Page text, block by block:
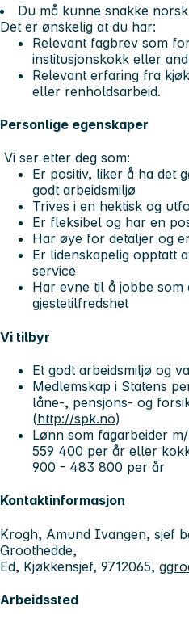
Du må kunne snakke
Det er ønskelig at du har:
Relevant fagbrev som
institusjonskokk eller
Relevant erfaring fra
eller renholdsarbeid.
Personlige egenskaper
Vi ser etter deg som:
Er positiv, liker å ha det
godt arbeidsmiljø
Trives i en hektisk og
Er fleksibel og har en
Har øye for detaljer og
Er lidenskapelig opptatt
service
Har evne til å jobbe
gjestetilfredshet
Vi tilbyr
Et godt arbeidsmiljø og
Medlemskap i Statens
låne-, pensjons- og
(http://spk.no)
Lønn som fagarbeider
559 400 per år eller
900 - 483 800 per år
Kontaktinformasjon
Krogh, Amund Ivangen, sjef
Groothedde,
Ed, Kjøkkensjef, 9712065,
Arbeidssted